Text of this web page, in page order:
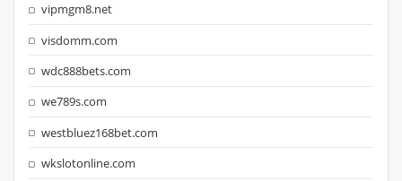
vipmgm8.net
visdomm.com
wdc888bets.com
we789s.com
westbluez168bet.com
wkslotonline.com